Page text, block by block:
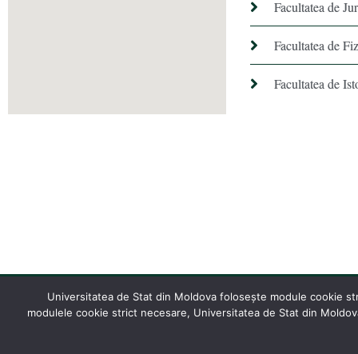
Facultatea de
Facultatea de
Facultatea de
Universitatea de Stat din Moldova folosește module cookie
modulele cookie strict necesare, Universitatea de Stat din